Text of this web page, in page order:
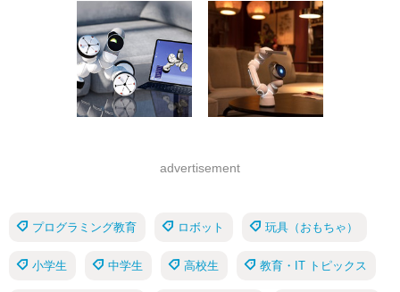
advertisement
プログラミング教育 ロボット 玩具（おもちゃ）
小学生 中学生 高校生 教育・IT トピックス